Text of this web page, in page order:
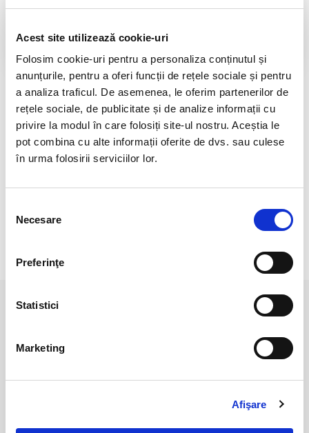
Acest site utilizează cookie-uri
Folosim cookie-uri pentru a personaliza conținutul și
anunțurile, pentru a oferi funcții de rețele sociale și pentru
a analiza traficul. De asemenea, le oferim partenerilor de
rețele sociale, de publicitate și de analize informații cu
privire la modul în care folosiți site-ul nostru. Aceștia le
pot combina cu alte informații oferite de dvs. sau culese
în urma folosirii serviciilor lor.
consimțământului
Necesare
Preferinţe
Statistici
Marketing
Afişare
RETURNARE PRODUSE
pentru toate produsele
DESCRIERE PRODUS
Dimensiune : 5,3cm